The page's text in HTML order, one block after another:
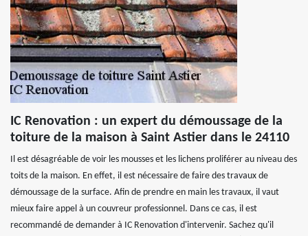
IC Renovation : un expert du démoussage de la
toiture de la maison à Saint Astier dans le 24110
Il est désagréable de voir les mousses et les lichens proliférer au niveau des
toits de la maison. En effet, il est nécessaire de faire des travaux de
démoussage de la surface. Afin de prendre en main les travaux, il vaut
mieux faire appel à un couvreur professionnel. Dans ce cas, il est
recommandé de demander à IC Renovation d'intervenir. Sachez qu'il